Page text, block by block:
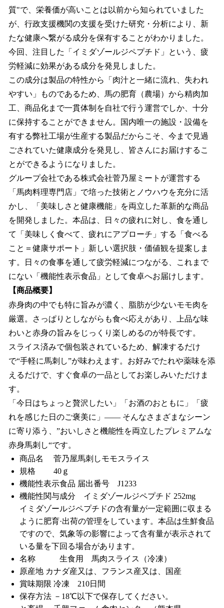
質"で、栄養価が高いことは以前から知られていました
が、行政支援機関の支援を受けた研究・分析により、新
たな健康へ繋がる成分を保有することがわかりました。
今回、注目した「イミダゾールジペプチド」という、疲
労軽減に効果がある成分を発見しました。
この成分は製品の特性から「肉汁と一緒に流れ、失われ
やすい」ものであるため、馬の肥育（農場）から精肉加
工、商品化まで一貫体制を自社で行う運営でしか、十分
に保持することができません。国内唯一の施設・設備を
有する弊社工場が生産する製品だからこそ、今まで見過
ごされていた健康成分を発見し、皆さんにお届けするこ
とができるようになりました。
グループ会社である株式会社菅乃屋ミートが運営する
「馬肉料理専門店」で培った技術とノウハウを充分に活
かし、「美味しさと健康機能」を両立した革新的な商品
を開発しました。本品は、日々の疲れに対し、食を通し
て「美味しく食べて、疲れにアプローチ」する「食べる
こと＝健康サポート」新しい選択肢・価値観を提案しま
す。日々の食事を通して疲労軽減につながる、これまで
にない「機能性表示食品」として食卓へお届けします。
【商品概要】
赤身肉の中でも特に旨みが濃く、脂肪が少ないモモ肉を
厳選。さっぱりとしながらも食べ応えがあり、上品な味
わいと赤身の旨みをじっくり楽しめるのが特長です。
スライス済みで個包装されているため、解凍するだけ
で“手軽に馬刺し”が味わえます。お好みでたれや薬味を添
えるだけで、すぐ食卓の一品としてお楽しみいただけま
す。
「今日はちょっと贅沢したい」「お酒のおともに」「疲
れを感じた日のご褒美に」—— そんなさまざまなシーン
に寄り添う、”おいしさと機能性を両立したプレミアムな
赤身馬刺し“です。
商品名 菅乃屋馬刺しモモスライス
規格 40ｇ
機能性表示食品 届出番号 J1233
機能性関与成分 イミダゾールジペプチド 252mg
イミダゾールジペプチドの含有量が一定範囲に収まる
ように肥育·出荷の管理をしています。本品は生鮮食品
ですので、気象等の影響によって含有量が表示されて
いる量を下回る場合があります。
名称 生食用 馬肉スライス（冷凍）
原産地 カナダ産又は、フランス産又は、国産
賞味期限 冷凍 210日間
保存方法 －18℃以下で保存してください。